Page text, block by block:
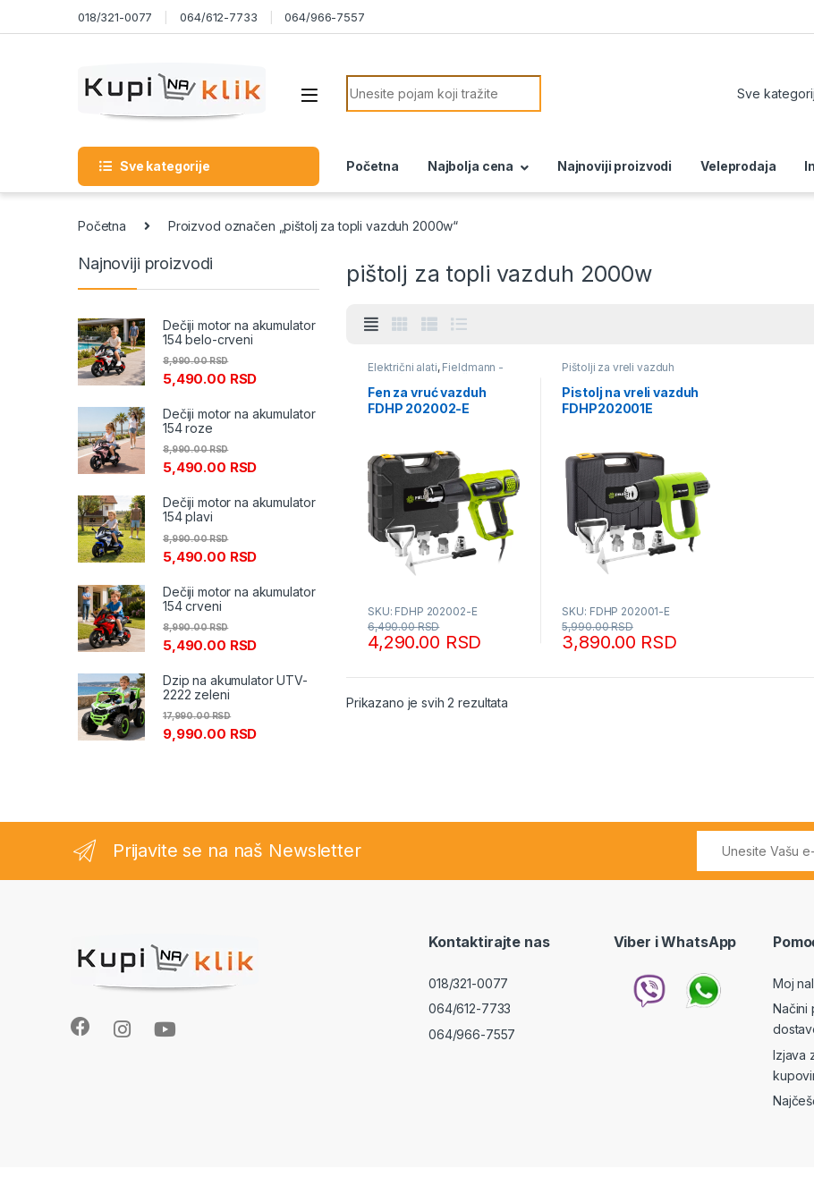
Skip to navigation018/321-0077 064/612-7733 064/966-7557
Search for:
Sve kategorije Početna Najbolja cena Najnoviji proizvodi Veleprodaja
Početna Proizvod označen „pištolj za topli vazduh 2000w“
pištolj za topli vazduh 2000w
Električni alati, Fieldmann -
vreli vazduh
Fen za vruć vazduh
FDHP 202002-E
SKU: FDHP 202002-E
4,290.00 RSD
6,490.00RSD
Pištolji za vreli vazduh
Pistolj na vreli vazduh
FDHP202001E
SKU: FDHP 202001-E
3,890.00 RSD
5,990.00RSD
Prikazano je svih 2 rezultataSortirano po popularnosti
Najnoviji proizvodi
Dečiji motor na akumulator
154 belo-crveni
5,490.00 RSD
8,990.00RSD
Dečiji motor na akumulator
154 roze
5,490.00 RSD
8,990.00RSD
Dečiji motor na akumulator
154 plavi
5,490.00 RSD
8,990.00RSD
Dečiji motor na akumulator
154 crveni
5,490.00 RSD
8,990.00RSD
Dzip na akumulator UTV-
2222 zeleni
9,990.00 RSD
17,990.00RSD
Prijavite se na naš Newsletter
Kontaktirajte nas
018/321-0077
064/612-7733
064/966-7557
Viber i WhatsApp
Moj
Načini
Izjava